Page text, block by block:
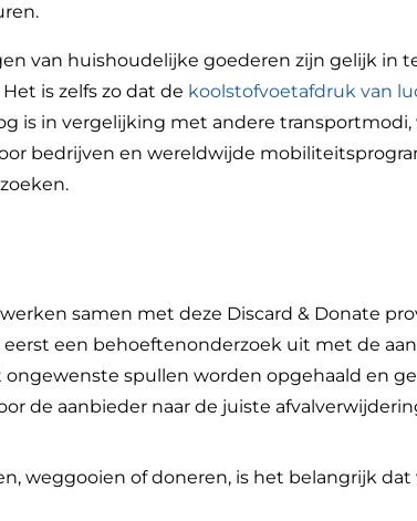
van huishoudelijke goederen zijn gelijk in
is zelfs zo dat de koolstofvoetafdruk van
is in vergelijking met andere transportmodi,
bedrijven en wereldwijde
werken samen met deze Discard & Donate
een behoeftenonderzoek uit met de
spullen worden opgehaald en
de aanbieder naar de juiste
weggooien of doneren, is het belangrijk